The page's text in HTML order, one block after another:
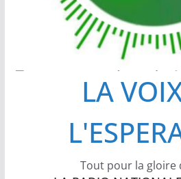
LA
Tout pour la gloire